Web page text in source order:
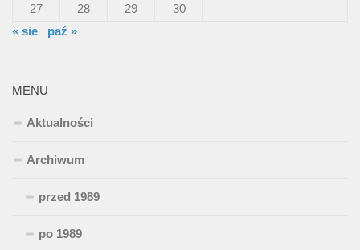
27
28 29
30
« sie
paź »
MENU
Aktualności
Archiwum
przed 1989
po 1989